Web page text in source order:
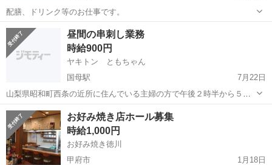
配膳、ドリンク等のお仕事です。
山梨 甲府駅 居酒屋
昼間の串刺し業務
時給900円
ヤキトン ともちゃん
国母駅
7月22日
山梨県昭和町西条の近所に住んでいる主婦の方で午後２時半から５時
迄の仕事です 毎日はありません時々ある仕事です
山梨 中巨摩郡 国母駅 居酒屋 業務
お好み焼き店ホール募集
時給1,000円
お好み焼き徳川
甲府市
1月18日